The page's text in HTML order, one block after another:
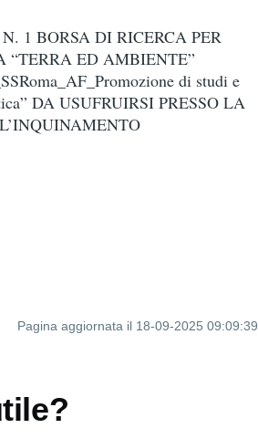
1 BORSA DI RICERCA PER
“TERRA ED AMBIENTE”
di studi e
DA USUFRUIRSI PRESSO LA
Pagina aggiornata il 18-09-2025 09:09:39